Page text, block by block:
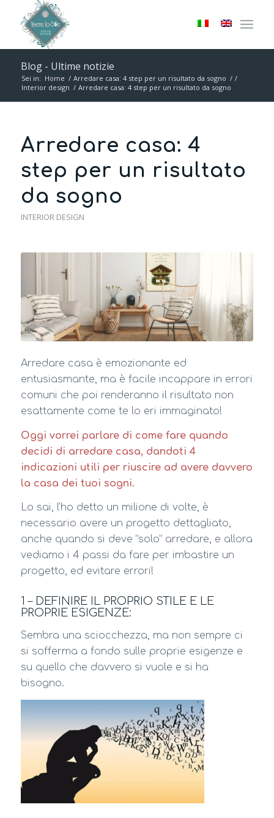
Blog - Ultime notizie
Sei in: Home / Arredare casa: 4 step per un risultato da sogno / /
Interior design / Arredare casa: 4 step per un risultato da sogno
Arredare casa: 4
step per un risultato
da sogno
INTERIOR DESIGN
Arredare casa è emozionante ed
entusiasmante, ma è facile incappare in errori
comuni che poi renderanno il risultato non
esattamente come te lo eri immaginato!
Oggi vorrei parlare di come fare quando
decidi di arredare casa, dandoti 4
indicazioni utili per riuscire ad avere davvero
la casa dei tuoi sogni.
Lo sai, l’ho detto un milione di volte, è
necessario avere un progetto dettagliato,
anche quando si deve “solo” arredare, e allora
vediamo i 4 passi da fare per imbastire un
progetto, ed evitare errori!
1 – DEFINIRE IL PROPRIO STILE E LE
PROPRIE ESIGENZE:
Sembra una sciocchezza, ma non sempre ci
si sofferma a fondo sulle proprie esigenze e
su quello che davvero si vuole e si ha
bisogno.